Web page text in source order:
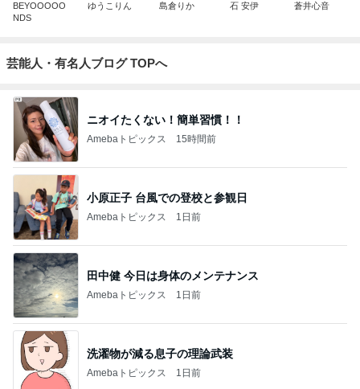
BEYOOOOO
NDS
ゆうこりん 島倉りか 石 安伊 蒼井心音
芸能人・有名人ブログ TOPへ
ニオイたくない！簡単習慣！！
Amebaトピックス 15時間前
小原正子 台風での登校と参観日
Amebaトピックス 1日前
田中健 今日は身体のメンテナンス
Amebaトピックス 1日前
洗濯物が減る息子の理論武装
Amebaトピックス 1日前